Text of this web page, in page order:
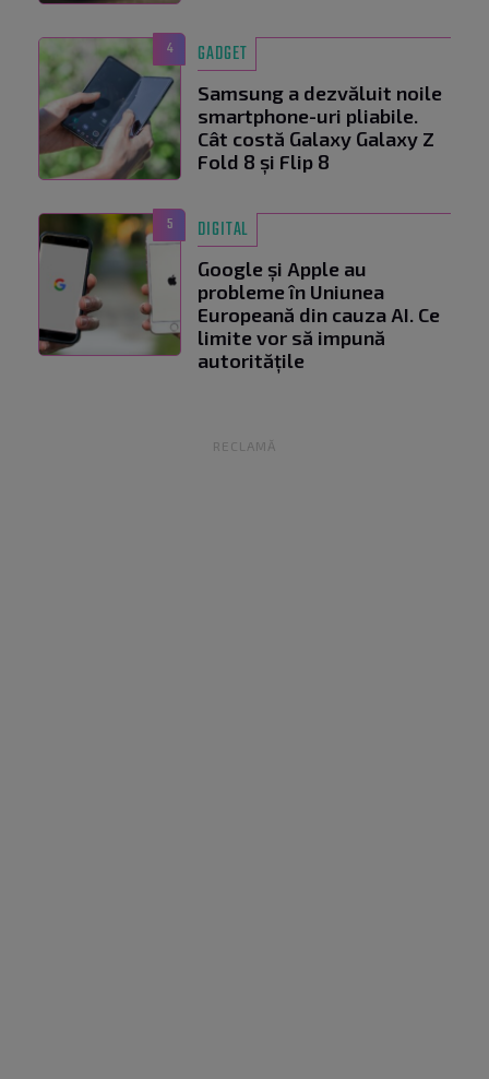
4 GADGET
Samsung a dezvăluit noile
smartphone-uri pliabile.
Cât costă Galaxy Galaxy Z
Fold 8 și Flip 8
5 DIGITAL
Google și Apple au
probleme în Uniunea
Europeană din cauza AI. Ce
limite vor să impună
autoritățile
RECLAMĂ